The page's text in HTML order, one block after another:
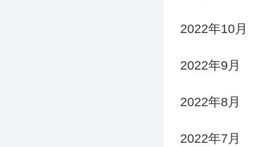
2022年10月
2022年9月
2022年8月
2022年7月